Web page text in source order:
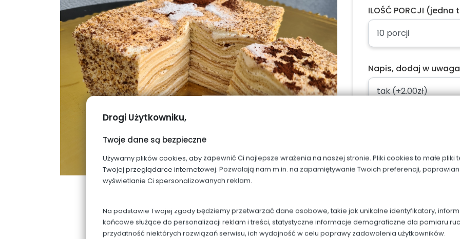
Drogi Użytkowniku,
Twoje dane są bezpieczne
Używamy plików cookies, aby zapewnić Ci najlepsze wrażenia na naszej stronie. Pliki cookies to małe
Twojej przeglądarce internetowej. Pozwalają nam m.in. na zapamiętywanie Twoich preferencji,
wyświetlanie Ci spersonalizowanych reklam.
Na podstawie Twojej zgody będziemy przetwarzać dane osobowe, takie jak unikalne identyfikatory,
końcowe służące do personalizacji reklam i treści, statystyczne informacje demograficzne dla pomiaru
przydatność niektórych rozwiązań serwisu, ich wydajność w celu poprawy zadowolenia użytkowników.
ILOŚĆ PORCJI (jedna
Napis, dodaj w
Dodaj do
OPIS